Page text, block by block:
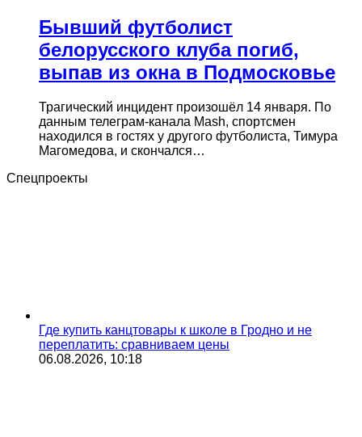
Бывший футболист
белорусского клуба погиб,
выпав из окна в Подмосковье
Трагический инцидент произошёл 14 января. По
данным телеграм-канала Mash, спортсмен
находился в гостях у другого футболиста, Тимура
Магомедова, и скончался…
Спецпроекты
Где купить канцтовары к школе в Гродно и не
переплатить: сравниваем цены
06.08.2026, 10:18